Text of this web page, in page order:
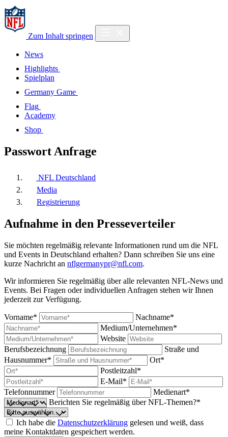
Zum Inhalt springen
News
Highlights
Spielplan
Germany Game
Flag
Academy
Shop
Passwort Anfrage
NFL Deutschland
Media
Registrierung
Aufnahme in den Presseverteiler
Sie möchten regelmäßig relevante Informationen rund um die NFL
und Events in Deutschland erhalten? Dann schreiben Sie uns eine
kurze Nachricht an nflgermanypr@nfl.com.
Wir informieren Sie regelmäßig über alle relevanten NFL-News und
Events. Bei Fragen oder individuellen Anfragen stehen wir Ihnen
jederzeit zur Verfügung.
Vorname*
Nachname*
Medium/Unternehmen*
Website
Berufsbezeichnung
Straße und
Hausnummer*
Ort*
Postleitzahl*
E-Mail*
Telefonnummer
Medienart*
Berichten Sie regelmäßig über NFL-Themen?*
Ich habe die Datenschutzerklärung gelesen und weiß, dass
meine Kontaktdaten gespeichert werden.